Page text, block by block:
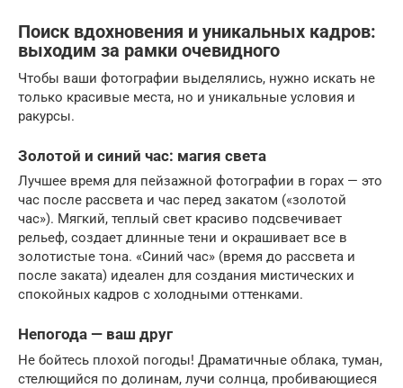
Поиск вдохновения и уникальных кадров:
выходим за рамки очевидного
Чтобы ваши фотографии выделялись, нужно искать не
только красивые места, но и уникальные условия и
ракурсы.
Золотой и синий час: магия света
Лучшее время для пейзажной фотографии в горах — это
час после рассвета и час перед закатом («золотой
час»). Мягкий, теплый свет красиво подсвечивает
рельеф, создает длинные тени и окрашивает все в
золотистые тона. «Синий час» (время до рассвета и
после заката) идеален для создания мистических и
спокойных кадров с холодными оттенками.
Непогода — ваш друг
Не бойтесь плохой погоды! Драматичные облака, туман,
стелющийся по долинам, лучи солнца, пробивающиеся